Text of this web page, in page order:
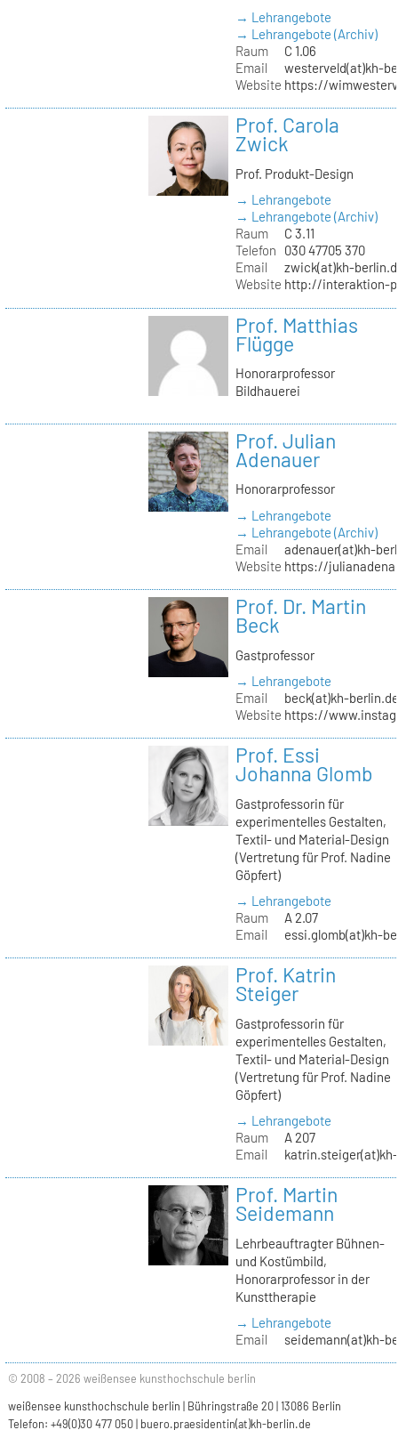
→ Lehrangebote
→ Lehrangebote (Archiv)
Raum
C 1.06
Email
westerveld(at)kh-
Website https://
Prof. Carola
Zwick
Prof. Produkt-Design
→ Lehrangebote
→ Lehrangebote (Archiv)
Raum
C 3.11
Telefon
030 47705 370
Email
zwick(at)kh-
Website http://interaktion-
Prof. Matthias
Flügge
Honorarprofessor
Bildhauerei
Prof. Julian
Adenauer
Honorarprofessor
→ Lehrangebote
→ Lehrangebote (Archiv)
Email
adenauer(at)kh-
Website https://
Prof. Dr. Martin
Beck
Gastprofessor
→ Lehrangebote
Email
beck(at)kh-
Website https://
Prof. Essi
Johanna Glomb
Gastprofessorin für
experimentelles Gestalten,
Textil- und Material-Design
(Vertretung für Prof. Nadine
Göpfert)
→ Lehrangebote
Raum
A 2.07
Email
essi.glomb(at)kh-
Prof. Katrin
Steiger
Gastprofessorin für
experimentelles Gestalten,
Textil- und Material-Design
(Vertretung für Prof. Nadine
Göpfert)
→ Lehrangebote
Raum
A 207
Email
Prof. Martin
Seidemann
Lehrbeauftragter Bühnen-
und Kostümbild,
Honorarprofessor in der
Kunsttherapie
→ Lehrangebote
Email
seidemann(at)kh-
© 2008 – 2026 weißensee kunsthochschule berlin
weißensee kunsthochschule berlin | Bühringstraße 20 | 13086 Berlin
Telefon: +49(0)30 477 050 | buero.praesidentin(at)kh-berlin.de